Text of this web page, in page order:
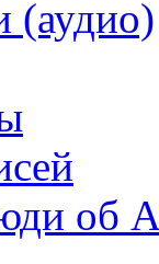
(аудио)
об